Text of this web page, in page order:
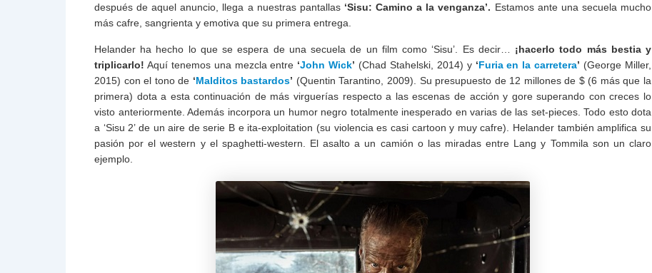
después de aquel anuncio, llega a nuestras pantallas ‘Sisu: Camino a la venganza’. Estamos ante una secuela mucho
más cafre, sangrienta y emotiva que su primera entrega.
Helander ha hecho lo que se espera de una secuela de un film como ‘Sisu’. Es decir…
¡hacerlo todo más bestia y
triplicarlo! Aquí tenemos una mezcla entre ‘John Wick’ (Chad Stahelski, 2014) y‘Furia en la carretera’ (George Miller,
2015) con el tono de ‘Malditos bastardos’ (Quentin Tarantino, 2009). Su presupuesto de 12 millones de $ (6 más que la
primera) dota a esta continuación de más virguerías respecto a las escenas de acción y gore superando con creces lo
visto anteriormente. Además incorpora un humor negro totalmente inesperado en varias de las set-pieces. Todo esto dota
a ‘Sisu 2’ de un aire de serie B e ita-exploitation (su violencia es casi cartoon y muy cafre). Helander también amplifica su
pasión por el western y el spaghetti-western. El asalto a un camión o las miradas entre Lang y Tommila son un claro
ejemplo.